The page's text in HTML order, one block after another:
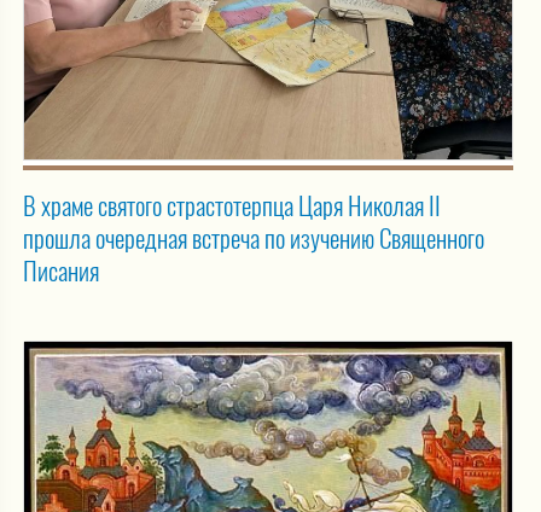
В храме святого страстотерпца Царя Николая II
прошла очередная встреча по изучению Священного
Писания